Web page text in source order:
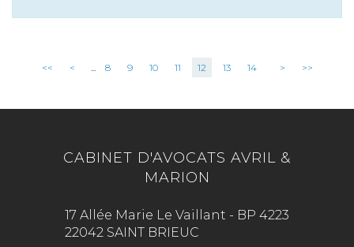
<< < 8 9 10 11 12 13 14 > >>
CABINET D'AVOCATS AVRIL &
MARION
17 Allée Marie Le Vaillant - BP 4223
22042 SAINT BRIEUC